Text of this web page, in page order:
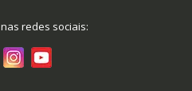
nas redes sociais: